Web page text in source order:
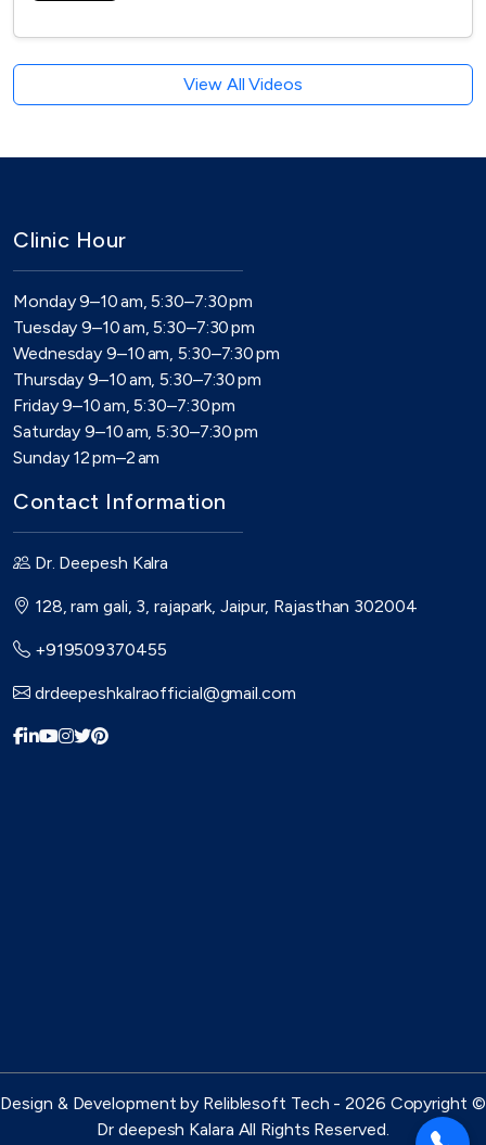
View All Videos
Clinic Hour
Monday 9–10 am, 5:30–7:30 pm
Tuesday 9–10 am, 5:30–7:30 pm
Wednesday 9–10 am, 5:30–7:30 pm
Thursday 9–10 am, 5:30–7:30 pm
Friday 9–10 am, 5:30–7:30 pm
Saturday 9–10 am, 5:30–7:30 pm
Sunday 12 pm–2 am
Contact Information
Dr. Deepesh Kalra
128, ram gali, 3, rajapark, Jaipur, Rajasthan 302004
+919509370455
drdeepeshkalraofficial@gmail.com
Design & Development by Reliblesoft Tech - 2026 Copyright ©
Dr deepesh Kalara All Rights Reserved.